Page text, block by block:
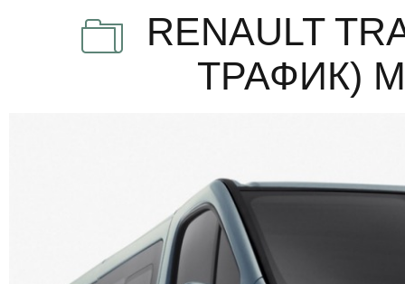
RENAULT
ТРАФИК)